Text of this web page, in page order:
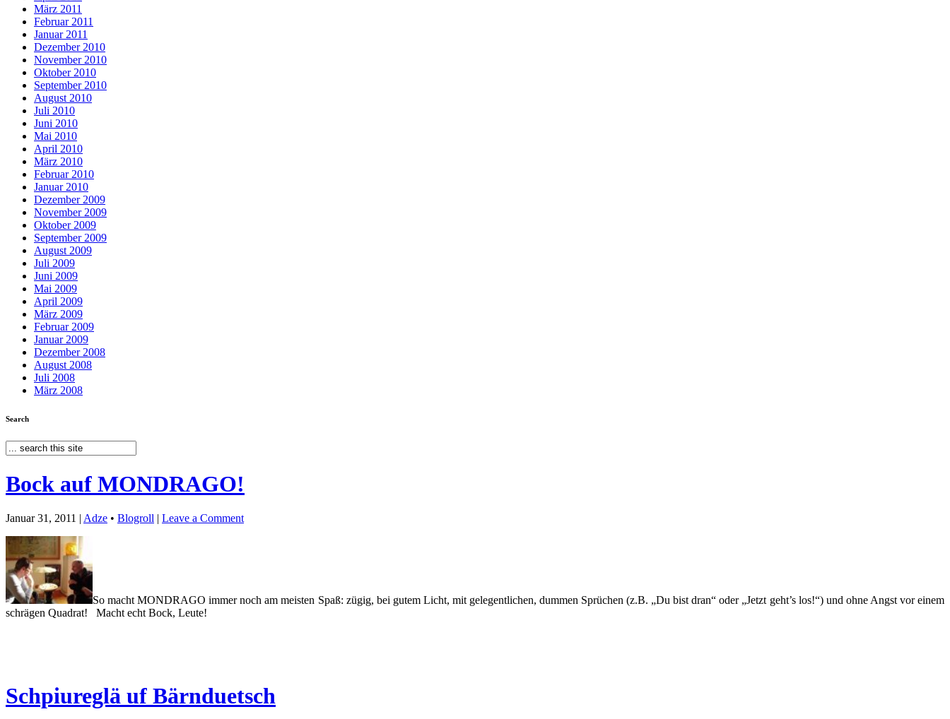
März 2011
Februar 2011
Januar 2011
Dezember 2010
November 2010
Oktober 2010
September 2010
August 2010
Juli 2010
Juni 2010
Mai 2010
April 2010
März 2010
Februar 2010
Januar 2010
Dezember 2009
November 2009
Oktober 2009
September 2009
August 2009
Juli 2009
Juni 2009
Mai 2009
April 2009
März 2009
Februar 2009
Januar 2009
Dezember 2008
August 2008
Juli 2008
März 2008
Search
Bock auf MONDRAGO!
Januar 31, 2011 | Adze • Blogroll | Leave a Comment
So macht MONDRAGO immer noch am meisten Spaß: zügig, bei gutem Licht, mit gelegentlichen, dummen Sprüchen (z.B. „Du bist dran“ oder „Jetzt geht’s los!“) und ohne Angst vor einem
schrägen Quadrat! Macht echt Bock, Leute!
Schpiureglä uf Bärnduetsch